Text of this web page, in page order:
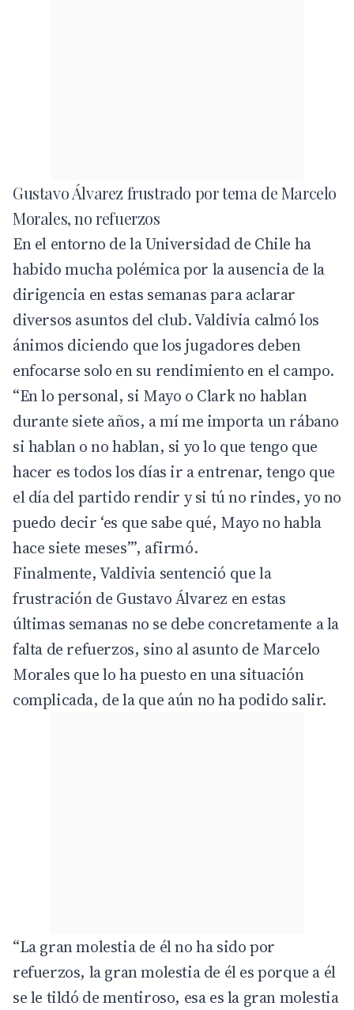
Gustavo Álvarez frustrado por tema de Marcelo
Morales, no refuerzos
En el entorno de la Universidad de Chile ha
habido mucha polémica por la ausencia de la
dirigencia en estas semanas para aclarar
diversos asuntos del club. Valdivia calmó los
ánimos diciendo que los jugadores deben
enfocarse solo en su rendimiento en el campo.
“En lo personal, si Mayo o Clark no hablan
durante siete años, a mí me importa un rábano
si hablan o no hablan, si yo lo que tengo que
hacer es todos los días ir a entrenar, tengo que
el día del partido rendir y si tú no rindes, yo no
puedo decir ‘es que sabe qué, Mayo no habla
hace siete meses’”, afirmó.
Finalmente, Valdivia sentenció que la
frustración de Gustavo Álvarez en estas
últimas semanas no se debe concretamente a la
falta de refuerzos, sino al asunto de Marcelo
Morales que lo ha puesto en una situación
complicada, de la que aún no ha podido salir.
“La gran molestia de él no ha sido por
refuerzos, la gran molestia de él es porque a él
se le tildó de mentiroso, esa es la gran molestia